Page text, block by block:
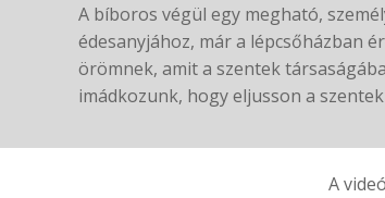
A bíboros végül egy megható,
édesanyjához, már a lépcsőházban
örömnek, amit a szentek
imádkozunk, hogy eljusson a
A